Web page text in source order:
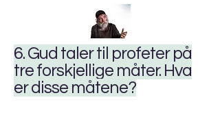
6. Gud taler til profeter på
tre forskjellige måter. Hva
er disse måtene?